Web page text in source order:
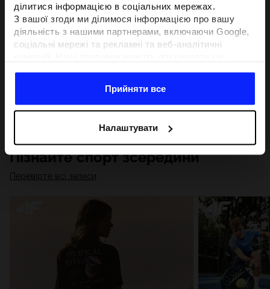
ділитися інформацією в соціальних мережах.
З вашої згоди ми ділимося інформацією про вашу
діяльність з нашими партнерами, включаючи Google,
соціальні мережі та рекламні та веб-аналітичні
отримують у результаті використання вами їхніх
послуг.З вашої згоди ми також можемо ділитися
з метою націлювання та покращення відображення
відповідної онлайн-реклами, проведення аналітики,
відповідності вмісту та вдосконалення рішень, які
пропонують наші партнери (наприклад, соціальні
мережі). Детальну інформацію можна знайти в нашій
та в розділі «Деталі».
Прийняти все
Налаштувати
Пізнайте спорт зсередини
Перевірте всі записи